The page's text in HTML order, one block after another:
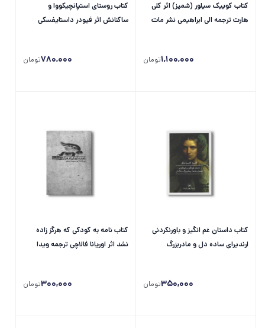
کتاب کوییک سیلور (شمیز) اثر کلی
هارت ترجمه الی ابراهیمی نشر مات
1,100,000تومان
کتاب روستای استپانچیکووا و
ساکنانش اثر فیودر داستایفسکی
780,000تومان
کتاب داستان غم انگیز و باورنکردنی
ارندیرای ساده دل و مادربزرگ
350,000تومان
کتاب نامه به کودکی که هرگز زاده
نشد اثر اوریانا فالاچی ترجمه ویدا
300,000تومان